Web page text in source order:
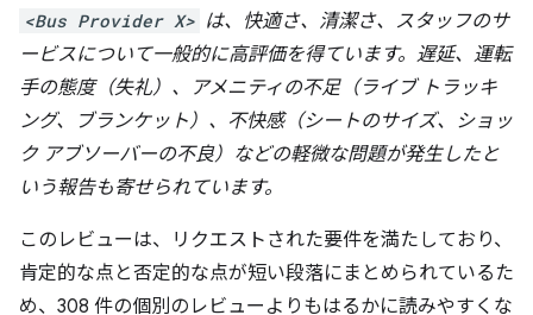
<Bus Provider X> は、快適さ、清潔さ、スタッフのサ
ービスについて一般的に高評価を得ています。遅延、運転
手の態度（失礼）、アメニティの不足（ライブ トラッキ
ング、ブランケット）、不快感（シートのサイズ、ショッ
ク アブソーバーの不良）などの軽微な問題が発生したと
いう報告も寄せられています。
このレビューは、リクエストされた要件を満たしており、
肯定的な点と否定的な点が短い段落にまとめられているた
め、308 件の個別のレビューよりもはるかに読みやすくな